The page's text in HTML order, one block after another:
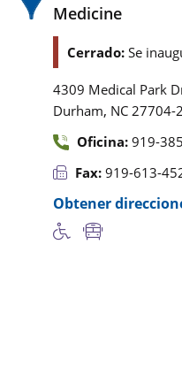
Medicine
Cerrado: Se
4309 Medical Park
Durham, NC 27704-
Oficina: 919-
Fax: 919-613-
Obtener